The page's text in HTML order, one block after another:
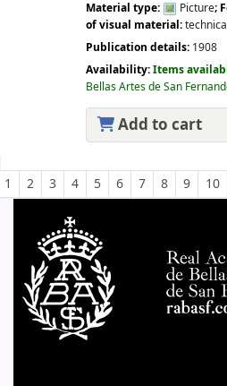
Material type: Picture;
of visual material:
Publication details: 1908
Availability:Items
Bellas Artes de San
Add to cart
1 2 3 4 5 6 7 8 9 10